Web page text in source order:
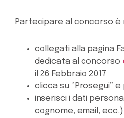
Partecipare al concorso è
collegati alla pagina
dedicata al concorso
il 26 Febbraio 2017
clicca su “Prosegui” e
inserisci i dati
cognome, email, ecc.)